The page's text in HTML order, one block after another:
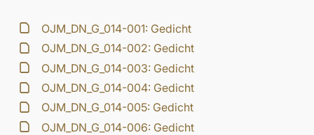
OJM_DN_G_014-001: Gedicht
OJM_DN_G_014-002: Gedicht
OJM_DN_G_014-003: Gedicht
OJM_DN_G_014-004: Gedicht
OJM_DN_G_014-005: Gedicht
OJM_DN_G_014-006: Gedicht